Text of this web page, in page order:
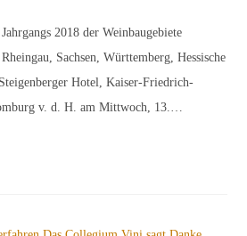
2018 der Weinbaugebiete
Sachsen, Württemberg, Hessische
Hotel, Kaiser-Friedrich-
v. d. H. am Mittwoch, 13.…